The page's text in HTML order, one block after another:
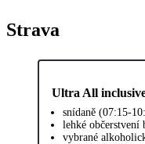
Strava
Ultra All
snídaně (07:15-
lehké občerstvení
vybrané